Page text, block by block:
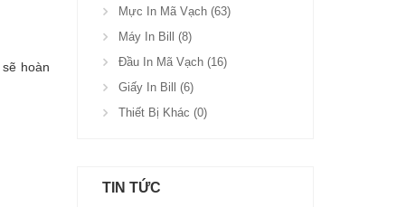
sẽ hoàn
Mực In Mã Vạch (63)
Máy In Bill (8)
Đầu In Mã Vạch (16)
Giấy In Bill (6)
Thiết Bị Khác (0)
TIN TỨC